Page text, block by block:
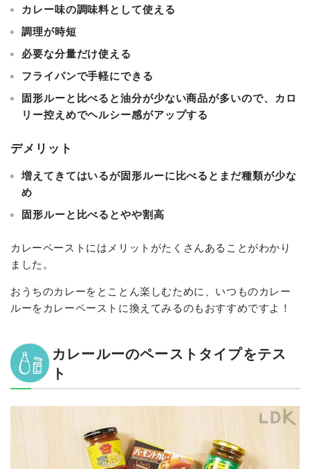
カレー味の調味料として使える
調理が時短
必要な分量だけ使える
フライパンで手軽にできる
固形ルーと比べると油分が少ない商品が多いので、カロ
リー控えめでヘルシー感がアップする
デメリット
増えてきてはいるが固形ルーに比べるとまだ種類が少な
め
固形ルーと比べるとやや割高
カレーペーストにはメリットがたくさんあることがわかり
ました。
おうちのカレーをとことん楽しむために、いつものカレー
ルーをカレーペーストに換えてみるのもおすすめですよ！
カレールーのペーストタイプをテス
ト